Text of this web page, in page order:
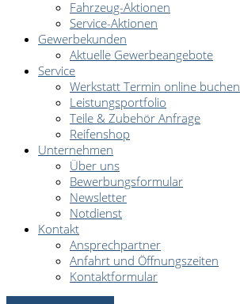
Fahrzeug-Aktionen
Service-Aktionen
Gewerbekunden
Aktuelle Gewerbeangebote
Service
Werkstatt Termin online buchen
Leistungsportfolio
Teile & Zubehör Anfrage
Reifenshop
Unternehmen
Über uns
Bewerbungsformular
Newsletter
Notdienst
Kontakt
Ansprechpartner
Anfahrt und Öffnungszeiten
Kontaktformular